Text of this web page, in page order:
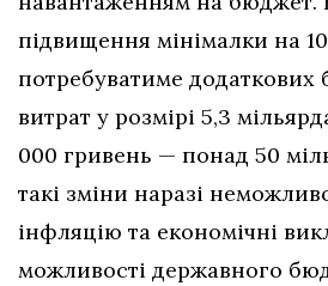
підвищення мінімалки на
потребуватиме
витрат у розмірі 5,3
000 гривень — понад 50
такі зміни наразі
інфляцію та економічні
можливості державного